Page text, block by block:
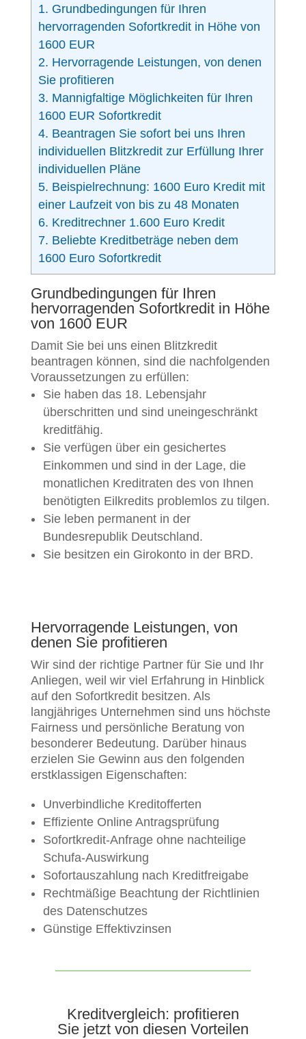
1. Grundbedingungen für Ihren
hervorragenden Sofortkredit in Höhe von
1600 EUR
2. Hervorragende Leistungen, von denen
Sie profitieren
3. Mannigfaltige Möglichkeiten für Ihren
1600 EUR Sofortkredit
4. Beantragen Sie sofort bei uns Ihren
individuellen Blitzkredit zur Erfüllung Ihrer
individuellen Pläne
5. Beispielrechnung: 1600 Euro Kredit mit
einer Laufzeit von bis zu 48 Monaten
6. Kreditrechner 1.600 Euro Kredit
7. Beliebte Kreditbeträge neben dem
1600 Euro Sofortkredit
Grundbedingungen für Ihren
hervorragenden Sofortkredit in Höhe
von 1600 EUR
Damit Sie bei uns einen Blitzkredit
beantragen können, sind die nachfolgenden
Voraussetzungen zu erfüllen:
Sie haben das 18. Lebensjahr
überschritten und sind uneingeschränkt
kreditfähig.
Sie verfügen über ein gesichertes
Einkommen und sind in der Lage, die
monatlichen Kreditraten des von Ihnen
benötigten Eilkredits problemlos zu tilgen.
Sie leben permanent in der
Bundesrepublik Deutschland.
Sie besitzen ein Girokonto in der BRD.
Hervorragende Leistungen, von
denen Sie profitieren
Wir sind der richtige Partner für Sie und Ihr
Anliegen, weil wir viel Erfahrung in Hinblick
auf den Sofortkredit besitzen. Als
langjähriges Unternehmen sind uns höchste
Fairness und persönliche Beratung von
besonderer Bedeutung. Darüber hinaus
erzielen Sie Gewinn aus den folgenden
erstklassigen Eigenschaften:
Unverbindliche Kreditofferten
Effiziente Online Antragsprüfung
Sofortkredit-Anfrage ohne nachteilige
Schufa-Auswirkung
Sofortauszahlung nach Kreditfreigabe
Rechtmäßige Beachtung der Richtlinien
des Datenschutzes
Günstige Effektivzinsen
Kreditvergleich: profitieren
Sie jetzt von diesen Vorteilen